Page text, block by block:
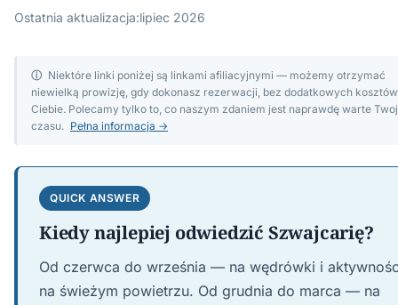
Ostatnia aktualizacja:lipiec 2026
ⓘ Niektóre linki poniżej są linkami afiliacyjnymi — możemy otrzymać
niewielką prowizję, gdy dokonasz rezerwacji, bez dodatkowych
Ciebie. Polecamy tylko to, co naszym zdaniem jest naprawdę warte
czasu. Pełna informacja →
QUICK ANSWER
Kiedy najlepiej odwiedzić Szwajcarię?
Od czerwca do września — na wędrówki i
na świeżym powietrzu. Od grudnia do marca — na